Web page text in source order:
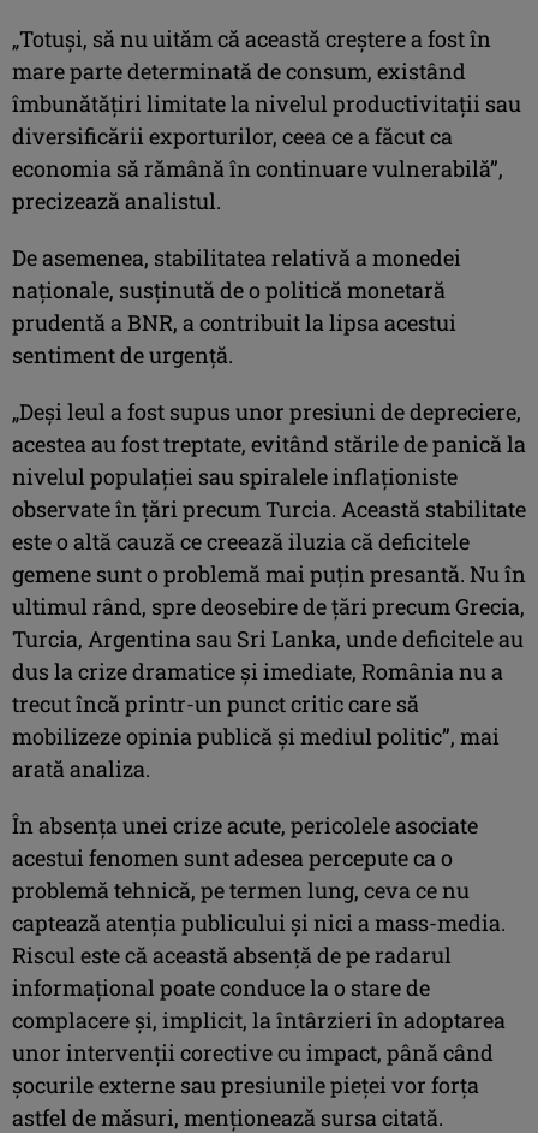
„Totuşi, să nu uităm că această creştere a fost în
mare parte determinată de consum, existând
îmbunătăţiri limitate la nivelul productivitaţii sau
diversificării exporturilor, ceea ce a făcut ca
economia să rămână în continuare vulnerabilă”,
precizează analistul.
De asemenea, stabilitatea relativă a monedei
naţionale, susţinută de o politică monetară
prudentă a BNR, a contribuit la lipsa acestui
sentiment de urgenţă.
„Deşi leul a fost supus unor presiuni de depreciere,
acestea au fost treptate, evitând stările de panică la
nivelul populaţiei sau spiralele inflaţioniste
observate în ţări precum Turcia. Această stabilitate
este o altă cauză ce creează iluzia că deficitele
gemene sunt o problemă mai puţin presantă. Nu în
ultimul rând, spre deosebire de ţări precum Grecia,
Turcia, Argentina sau Sri Lanka, unde deficitele au
dus la crize dramatice şi imediate, România nu a
trecut încă printr-un punct critic care să
mobilizeze opinia publică şi mediul politic”, mai
arată analiza.
În absenţa unei crize acute, pericolele asociate
acestui fenomen sunt adesea percepute ca o
problemă tehnică, pe termen lung, ceva ce nu
captează atenţia publicului şi nici a mass-media.
Riscul este că această absenţă de pe radarul
informaţional poate conduce la o stare de
complacere şi, implicit, la întârzieri în adoptarea
unor intervenţii corective cu impact, până când
şocurile externe sau presiunile pieţei vor forţa
astfel de măsuri, menţionează sursa citată.